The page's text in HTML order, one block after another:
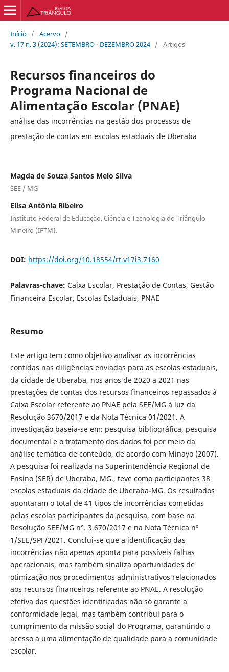
Início / Acervo /
v. 17 n. 3 (2024): SETEMBRO - DEZEMBRO 2024 / Artigos
Recursos financeiros do
Programa Nacional de
Alimentação Escolar (PNAE)
análise das incorrências na gestão dos processos de
prestação de contas em escolas estaduais de Uberaba
Magda de Souza Santos Melo Silva
SEE / MG
Elisa Antônia Ribeiro
Instituto Federal de Educação, Ciência e Tecnologia do Triângulo
Mineiro (IFTM).
DOI: https://doi.org/10.18554/rt.v17i3.7160
Palavras-chave: Caixa Escolar, Prestação de Contas, Gestão
Financeira Escolar, Escolas Estaduais, PNAE
Resumo
Este artigo tem como objetivo analisar as incorrências
contidas nas diligências enviadas para as escolas estaduais,
da cidade de Uberaba, nos anos de 2020 a 2021 nas
prestações de contas dos recursos financeiros repassados à
Caixa Escolar referente ao PNAE pela SEE/MG à luz da
Resolução 3670/2017 e da Nota Técnica 01/2021. A
investigação baseia-se em: pesquisa bibliográfica, pesquisa
documental e o tratamento dos dados foi por meio da
análise temática de conteúdo, de acordo com Minayo (2007).
A pesquisa foi realizada na Superintendência Regional de
Ensino (SER) de Uberaba, MG., teve como participantes 38
escolas estaduais da cidade de Uberaba-MG. Os resultados
apontaram o total de 41 tipos de incorrências cometidas
pelas escolas participantes da pesquisa, com base na
Resolução SEE/MG n°. 3.670/2017 e na Nota Técnica nº
1/SEE/SPF/2021. Conclui-se que a identificação das
incorrências não apenas aponta para possíveis falhas
operacionais, mas também sinaliza oportunidades de
otimização nos procedimentos administrativos relacionados
aos recursos financeiros referente ao PNAE. A resolução
efetiva das questões identificadas não só garante a
conformidade legal, mas também contribui para o
cumprimento da missão social do Programa, garantindo o
acesso a uma alimentação de qualidade para a comunidade
escolar.